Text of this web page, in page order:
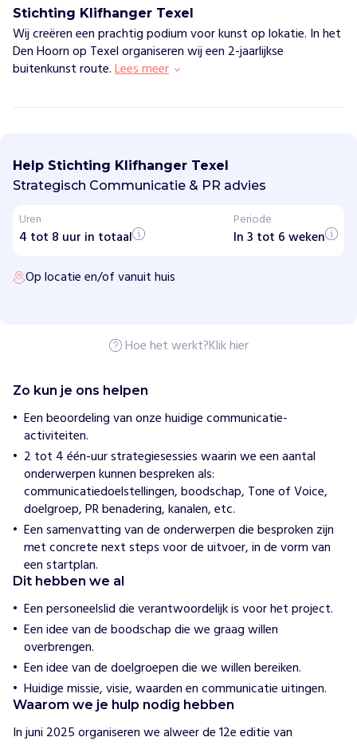
Stichting Klifhanger Texel
Wij creëren een prachtig podium voor kunst op lokatie. In het
Den Hoorn op Texel organiseren wij een 2-jaarlijkse
buitenkunst route.Lees meer
c
h
t
n
g
i
T
e
x
e
l
H
o
e
w
i
j
h
e
l
e
n
K
l
i
f
a
Help Stichting Klifhanger Texel
Strategisch Communicatie & PR advies
Uren
4 tot 8 uur in totaal
Periode
In 3 tot 6 weken
Op locatie en/of vanuit huis
Hoe het werkt?Klik hier
Zo kun je ons helpen
Een beoordeling van onze huidige communicatie-
activiteiten.
2 tot 4 één-uur strategiesessies waarin we een aantal
onderwerpen kunnen bespreken als:
communicatiedoelstellingen, boodschap, Tone of Voice,
doelgroep, PR benadering, kanalen, etc.
Een samenvatting van de onderwerpen die besproken zijn
met concrete next steps voor de uitvoer, in de vorm van
een startplan.
Dit hebben we al
Een personeelslid die verantwoordelijk is voor het project.
Een idee van de boodschap die we graag willen
overbrengen.
Een idee van de doelgroepen die we willen bereiken.
Huidige missie, visie, waarden en communicatie uitingen.
Waarom we je hulp nodig hebben
In juni 2025 organiseren we alweer de 12e editie van